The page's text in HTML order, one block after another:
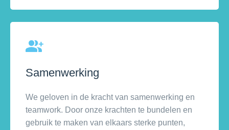
Samenwerking
We geloven in de kracht van samenwerking en
teamwork. Door onze krachten te bundelen en
gebruik te maken van elkaars sterke punten,